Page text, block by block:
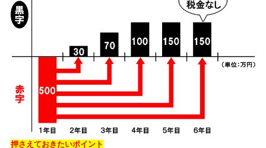
押さえておきたいポイント